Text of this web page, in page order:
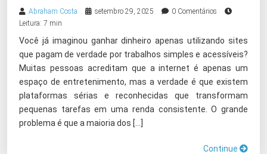
Abraham Costa setembro 29, 2025
0 Comentários
Leitura: 7 min
Você já imaginou ganhar dinheiro apenas utilizando sites
que pagam de verdade por trabalhos simples e acessíveis?
Muitas pessoas acreditam que a internet é apenas um
espaço de entretenimento, mas a verdade é que existem
plataformas sérias e reconhecidas que transformam
pequenas tarefas em uma renda consistente. O grande
problema é que a maioria dos […]
Continue